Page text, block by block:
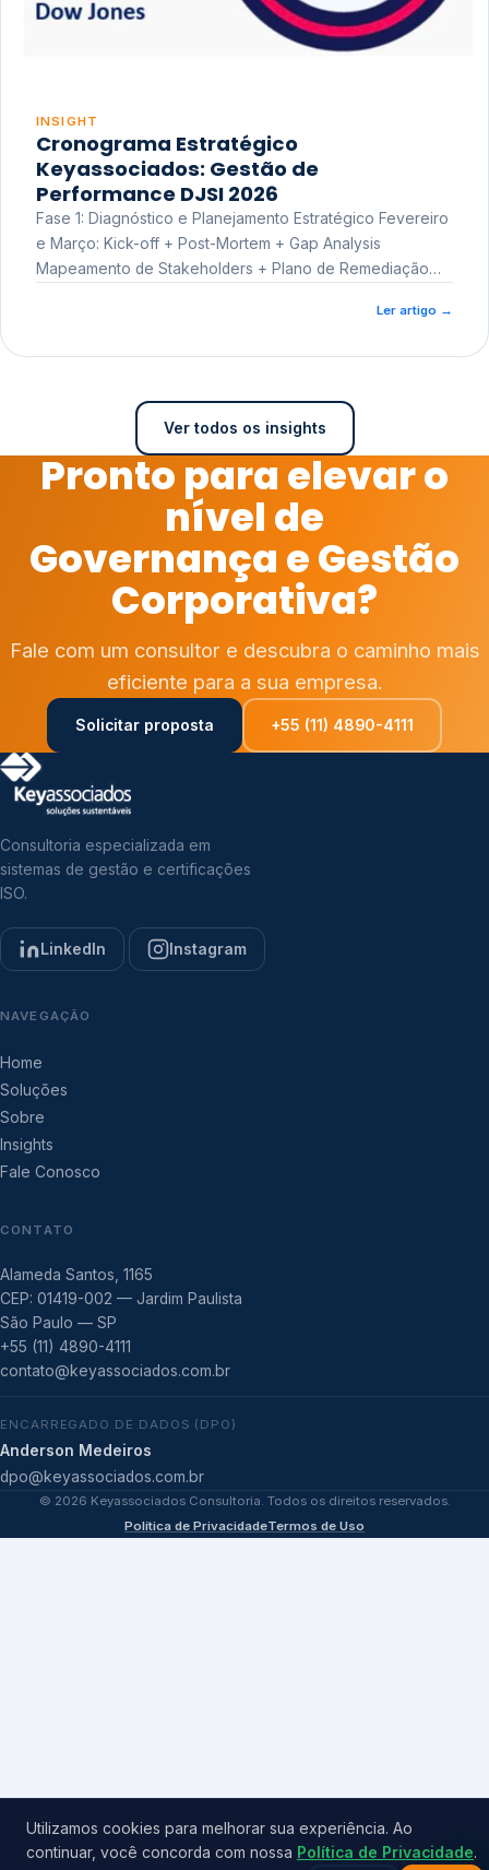
INSIGHT
Cronograma Estratégico
Keyassociados: Gestão de
Performance DJSI 2026
Fase 1: Diagnóstico e Planejamento Estratégico Fevereiro
e Março: Kick-off + Post-Mortem + Gap Analysis
Mapeamento de Stakeholders + Plano de Remediação
Ler artigo →
Ver todos os insights
Pronto para elevar o
nível de
Governança e Gestão
Corporativa?
Fale com um consultor e descubra o caminho mais
eficiente para a sua empresa.
Solicitar proposta +55 (11) 4890-4111
Consultoria especializada em
sistemas de gestão e certificações
ISO.
LinkedIn Instagram
NAVEGAÇÃO
Home
Soluções
Sobre
Insights
Fale Conosco
CONTATO
Alameda Santos, 1165
CEP: 01419-002 — Jardim Paulista
São Paulo — SP
+55 (11) 4890-4111
contato@keyassociados.com.br
ENCARREGADO DE DADOS (DPO)
Anderson Medeiros
dpo@keyassociados.com.br
© 2026 Keyassociados Consultoria. Todos os direitos reservados.
Política de PrivacidadeTermos de Uso
Utilizamos cookies para melhorar sua experiência. Ao
continuar, você concorda com nossa Política de Privacidade.